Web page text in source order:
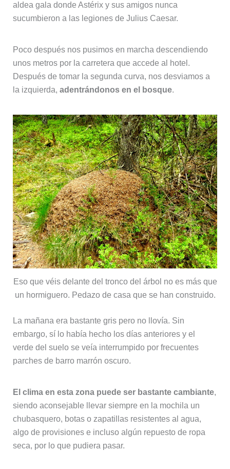
aldea gala donde Astérix y sus amigos nunca
sucumbieron a las legiones de Julius Caesar.
Poco después nos pusimos en marcha descendiendo
unos metros por la carretera que accede al hotel.
Después de tomar la segunda curva, nos desviamos a
la izquierda, adentrándonos en el bosque.
Eso que véis delante del tronco del árbol no es más que
un hormiguero. Pedazo de casa que se han construido.
La mañana era bastante gris pero no llovía. Sin
embargo, sí lo había hecho los días anteriores y el
verde del suelo se veía interrumpido por frecuentes
parches de barro marrón oscuro.
El clima en esta zona puede ser bastante cambiante,
siendo aconsejable llevar siempre en la mochila un
chubasquero, botas o zapatillas resistentes al agua,
algo de provisiones e incluso algún repuesto de ropa
seca, por lo que pudiera pasar.